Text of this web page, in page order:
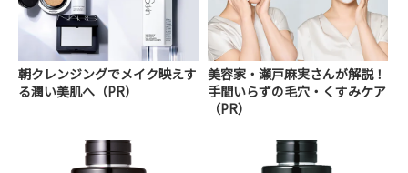
朝クレンジングでメイク映えす
る潤い美肌へ（PR）
美容家・瀬戸麻実さんが解説！
手間いらずの毛穴・くすみケア
（PR）